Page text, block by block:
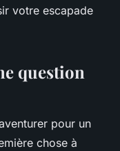
votre escapade
question
pour un
chose à